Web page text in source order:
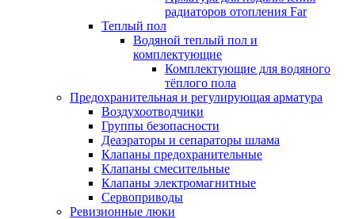
радиаторов отопления Far
Теплый пол
Водяной теплый пол и
комплектующие
Комплектующие для водяного
тёплого пола
Предохранительная и регулирующая арматура
Воздухоотводчики
Группы безопасности
Деаэраторы и сепараторы шлама
Клапаны предохранительные
Клапаны смесительные
Клапаны электромагнитные
Сервоприводы
Ревизионные люки